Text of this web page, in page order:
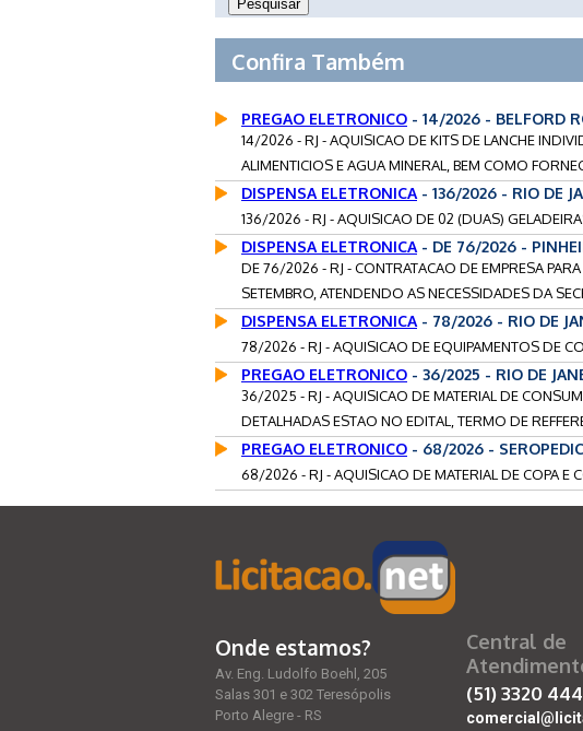
Confira Também
PREGAO ELETRONICO - 14/2026 - BELFORD
14/2026 - RJ - AQUISICAO DE KITS DE LANCHE
ALIMENTICIOS E AGUA MINERAL, BEM COMO
DISPENSA ELETRONICA - 136/2026 - RIO DE
136/2026 - RJ - AQUISICAO DE 02 (DUAS)
DISPENSA ELETRONICA - DE 76/2026 -
DE 76/2026 - RJ - CONTRATACAO DE EMPRESA
SETEMBRO, ATENDENDO AS NECESSIDADES DA
DISPENSA ELETRONICA - 78/2026 - RIO DE
78/2026 - RJ - AQUISICAO DE EQUIPAMENTOS DE
PREGAO ELETRONICO - 36/2025 - RIO DE
36/2025 - RJ - AQUISICAO DE MATERIAL DE
DETALHADAS ESTAO NO EDITAL, TERMO DE
PREGAO ELETRONICO - 68/2026 -
68/2026 - RJ - AQUISICAO DE MATERIAL DE COPA E
Onde estamos?
Av. Eng. Ludolfo Boehl, 205
Salas 301 e 302 Teresópolis
Porto Alegre - RS
Central de
(51)3320